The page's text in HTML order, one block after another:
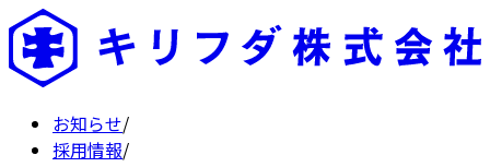
お知らせ/
採用情報/